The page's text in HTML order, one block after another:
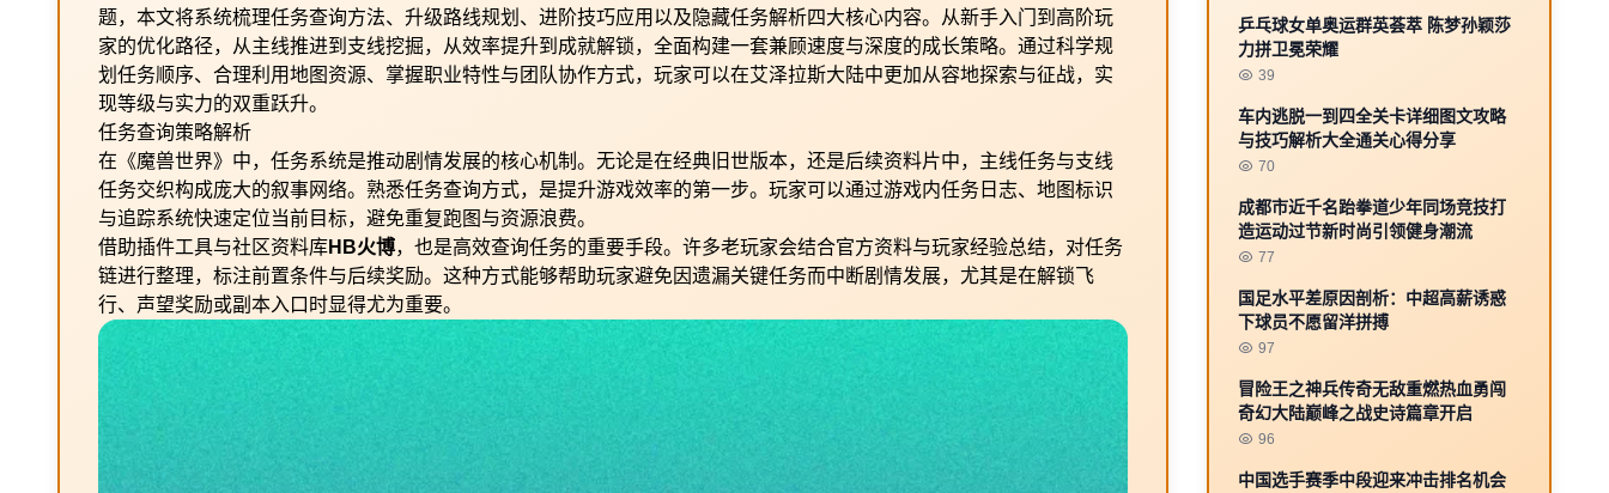
题，本文将系统梳理任务查询方法、升级路线规划、进阶技巧应用以及隐藏任务解析四大核心内容。从新手入门到高阶玩
家的优化路径，从主线推进到支线挖掘，从效率提升到成就解锁，全面构建一套兼顾速度与深度的成长策略。通过科学规
划任务顺序、合理利用地图资源、掌握职业特性与团队协作方式，玩家可以在艾泽拉斯大陆中更加从容地探索与征战，实
现等级与实力的双重跃升。
任务查询策略解析
在《魔兽世界》中，任务系统是推动剧情发展的核心机制。无论是在经典旧世版本，还是后续资料片中，主线任务与支线
任务交织构成庞大的叙事网络。熟悉任务查询方式，是提升游戏效率的第一步。玩家可以通过游戏内任务日志、地图标识
与追踪系统快速定位当前目标，避免重复跑图与资源浪费。
借助插件工具与社区资料库HB火博，也是高效查询任务的重要手段。许多老玩家会结合官方资料与玩家经验总结，对任务
链进行整理，标注前置条件与后续奖励。这种方式能够帮助玩家避免因遗漏关键任务而中断剧情发展，尤其是在解锁飞
行、声望奖励或副本入口时显得尤为重要。
乒乓球女单奥运群英荟萃 陈梦孙颖莎
力拼卫冕荣耀
39
车内逃脱一到四全关卡详细图文攻略
与技巧解析大全通关心得分享
70
成都市近千名跆拳道少年同场竞技打
造运动过节新时尚引领健身潮流
77
国足水平差原因剖析：中超高薪诱惑
下球员不愿留洋拼搏
97
冒险王之神兵传奇无敌重燃热血勇闯
奇幻大陆巅峰之战史诗篇章开启
96
中国选手赛季中段迎来冲击排名机会